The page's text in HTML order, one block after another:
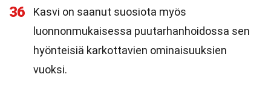
36
Kasvi on saanut suosiota myös
luonnonmukaisessa puutarhanhoidossa sen
hyönteisiä karkottavien ominaisuuksien
vuoksi.